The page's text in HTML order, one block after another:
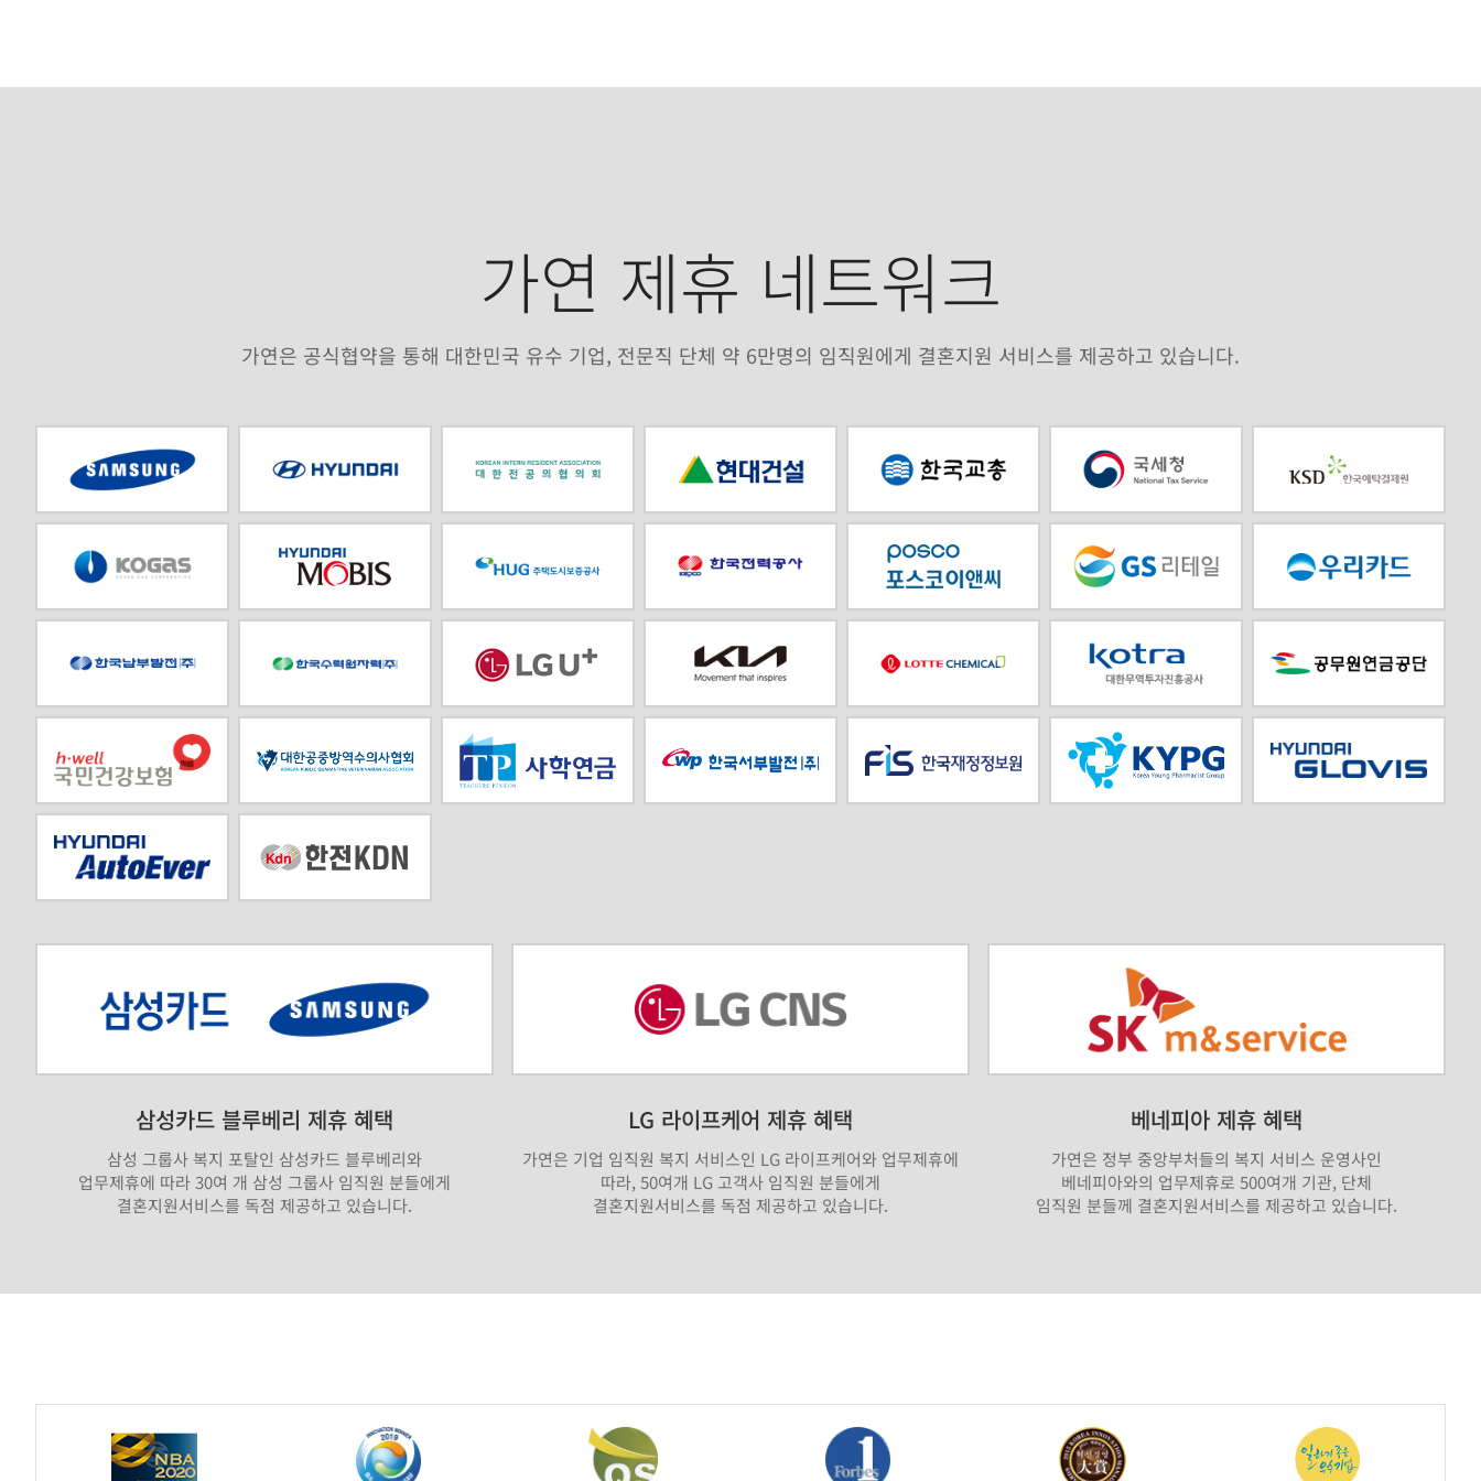
가연 제휴 네트워크
가연은 공식협약을 통해 대한민국 유수 기업, 전문직 단체 약 6만명의 임직원에게 결혼지원 서비스를 제공하고 있습니다.
삼성카드 블루베리 제휴 혜택
삼성 그룹사 복지 포탈인 삼성카드 블루베리와
업무제휴에 따라 30여 개 삼성 그룹사 임직원 분들에게
결혼지원서비스를 독점 제공하고 있습니다.
LG 라이프케어 제휴 혜택
가연은 기업 임직원 복지 서비스인 LG 라이프케어와 업무제휴에
따라, 50여개 LG 고객사 임직원 분들에게
결혼지원서비스를 독점 제공하고 있습니다.
베네피아 제휴 혜택
가연은 정부 중앙부처들의 복지 서비스 운영사인
베네피아와의 업무제휴로 500여개 기관, 단체
임직원 분들께 결혼지원서비스를 제공하고 있습니다.